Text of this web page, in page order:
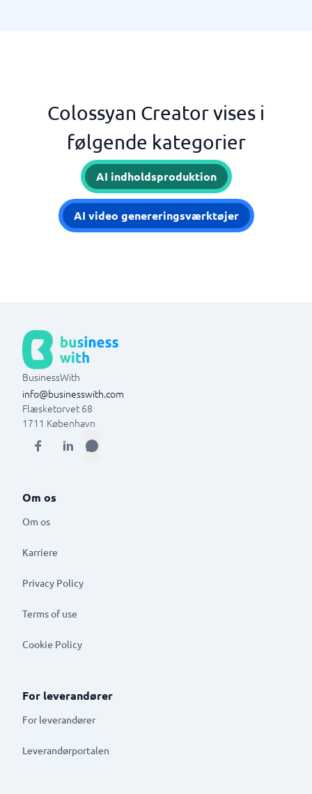
Colossyan Creator vises i
følgende kategorier
AI indholdsproduktion
AI video genereringsværktøjer
BusinessWith
info@businesswith.com
Flæsketorvet 68
1711 København
Om os
Om os
Karriere
Privacy Policy
Terms of use
Cookie Policy
For leverandører
For leverandører
Leverandørportalen